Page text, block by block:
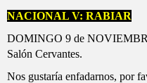
NACIONAL V: RABIAR
DOMINGO 9 de
Salón Cervantes.
Nos gustaría enfadarnos, por